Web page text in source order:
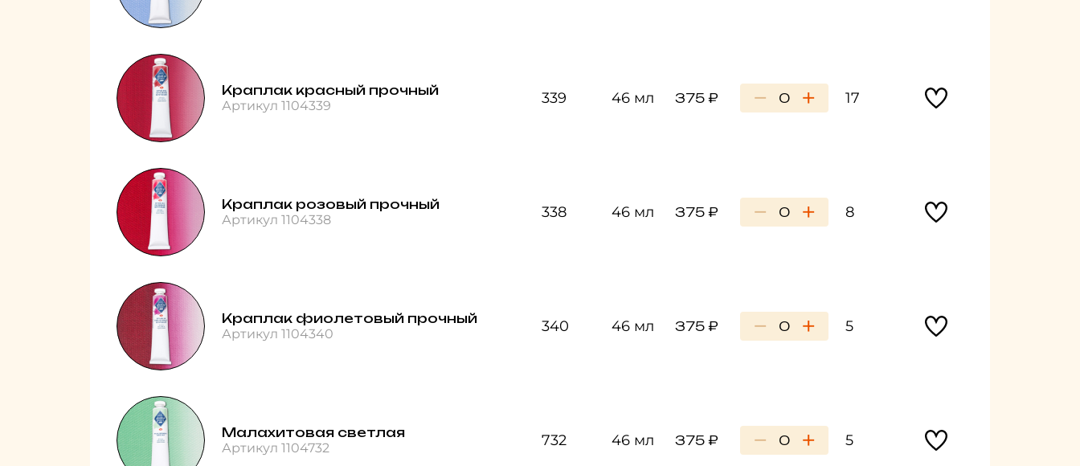
Краплак красный прочный
Артикул 1104339 339 46 мл 375 ₽ − + 17
Краплак розовый прочный
Артикул 1104338 338 46 мл 375 ₽ − + 8
Краплак фиолетовый прочный
Артикул 1104340 340 46 мл 375 ₽ − + 5
Малахитовая светлая
Артикул 1104732 732 46 мл 375 ₽ − + 5